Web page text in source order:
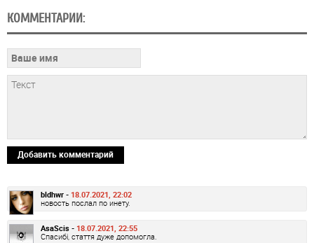
КОММЕНТАРИИ:
Добавить комментарий
bldhwr - 18.07.2021, 22:02
новость послал по инету.
AsaScis - 18.07.2021, 22:55
Спасибі, стаття дуже допомогла.